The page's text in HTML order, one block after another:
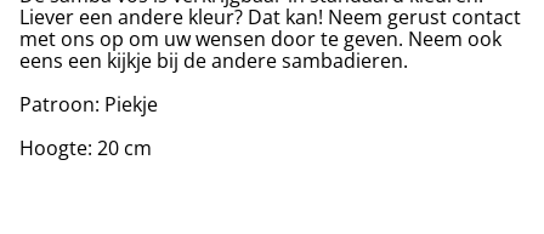
Liever een andere kleur? Dat kan! Neem gerust contact
met ons op om uw wensen door te geven. Neem ook
eens een kijkje bij de andere sambadieren.
Patroon: Piekje
Hoogte: 20 cm